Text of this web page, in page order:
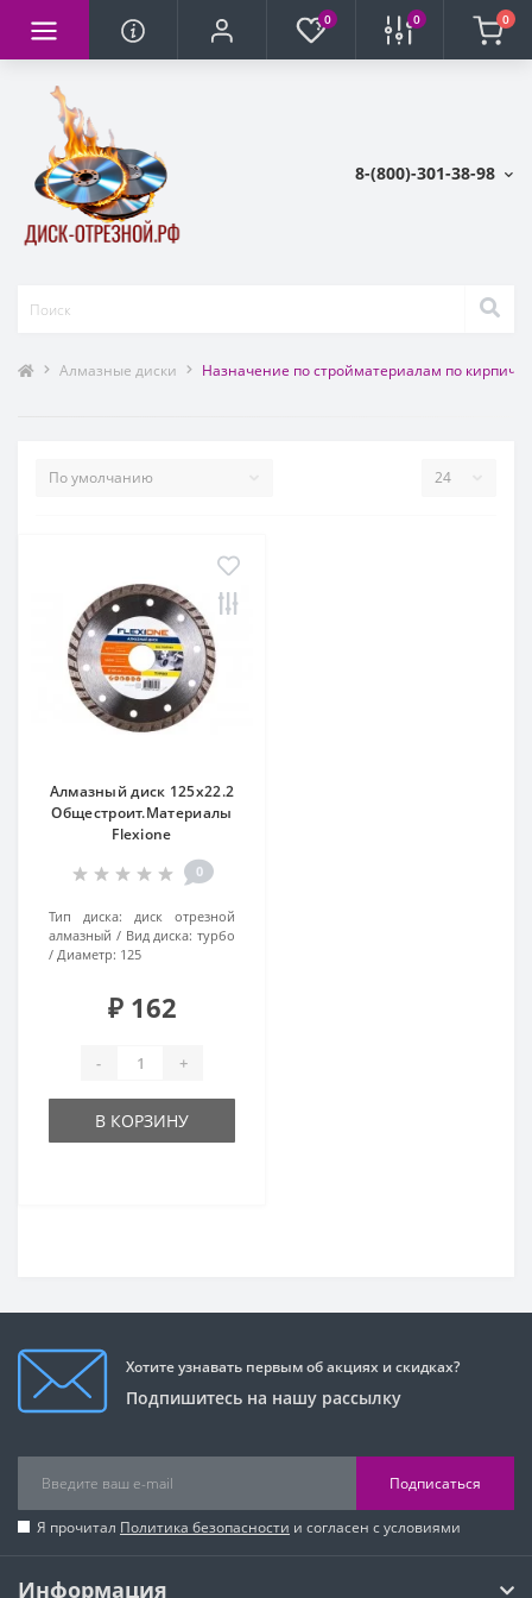
0 0 0
8-(800)-301-38-98
Алмазные диски Назначение по стройматериалам по кирпичу
Алмазный диск 125х22.2
Общестроит.Материалы
Flexiоne
0
Тип диска:
диск отрезной
алмазный
Вид диска: турбо
Диаметр: 125
₽ 162
- +
В КОРЗИНУ
Хотите узнавать первым об акциях и скидках?
Подпишитесь на нашу рассылку
Подписаться
Я прочитал Политика безопасности и согласен с условиями
Информация